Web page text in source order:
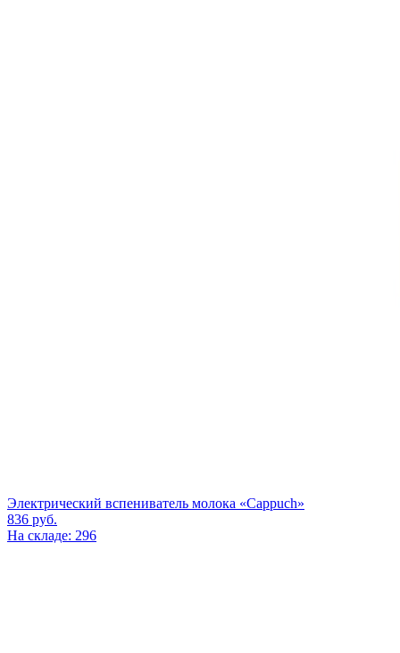
Электрический вспениватель молока «Cappuch»
836 руб.
На складе: 296